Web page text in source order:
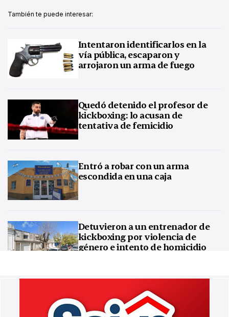
También te puede interesar:
Intentaron identificarlos en la
vía pública, escaparon y
arrojaron un arma de fuego
Quedó detenido el profesor de
kickboxing: lo acusan de
tentativa de femicidio
Entró a robar con un arma
escondida en una caja
Detuvieron a un entrenador de
kickboxing por violencia de
género e intento de homicidio